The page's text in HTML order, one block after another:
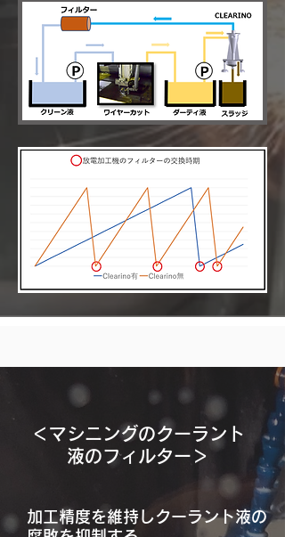
＜マシニングのクーラント
液のフィルター＞
加工精度を維持しクーラント液の